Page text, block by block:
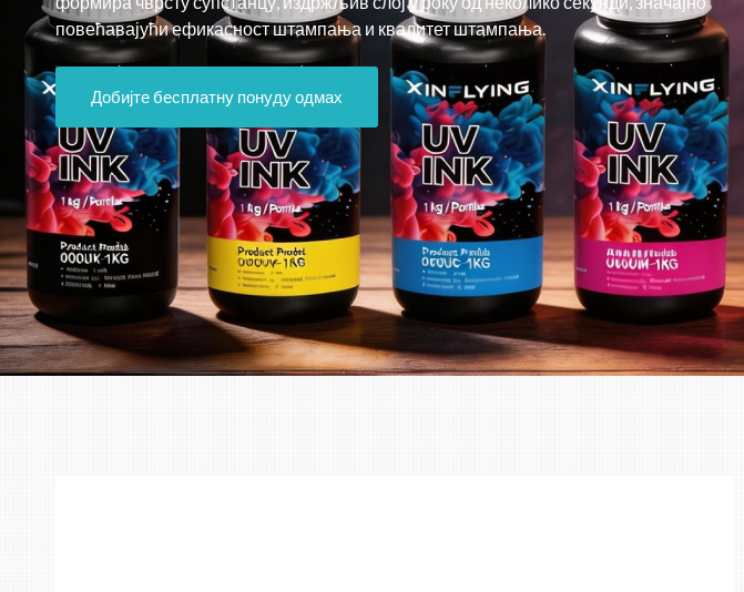
повећавајући ефикасност штампања и квалитет штампања.
Добијте бесплатну понуду одмах